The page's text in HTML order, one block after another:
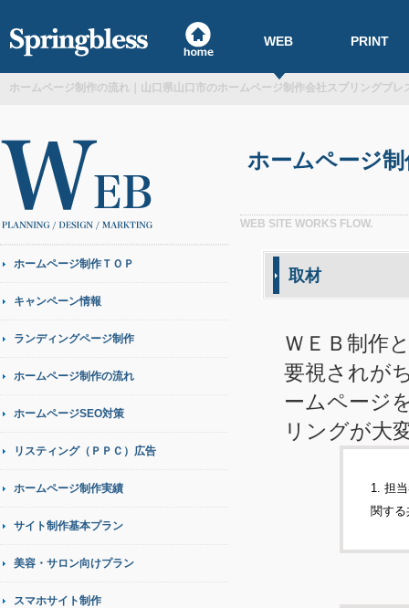
WEB PRINT
ホームページ制作の流れ｜山口県山口市のホームページ制作会社スプリングブレ
ホームページ
WEB SITE WORKS FLOW.
取材
ＷＥＢ制作
要視されが
ームページ
リングが大
1. 担
関す
ホームページ制作ＴＯＰ
キャンペーン情報
ランディングページ制作
ホームページ制作の流れ
ホームページSEO対策
リスティング（ＰＰＣ）広告
ホームページ制作実績
サイト制作基本プラン
美容・サロン向けプラン
スマホサイト制作